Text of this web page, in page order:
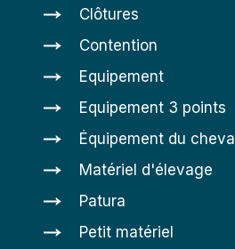
Clôtures
Contention
Equipement
Equipement 3 points
Équipement du cheval
Matériel d'élevage
Patura
Petit matériel